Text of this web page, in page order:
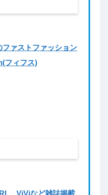
ァストファッション
フィフス)
、ViViなど雑誌掲載